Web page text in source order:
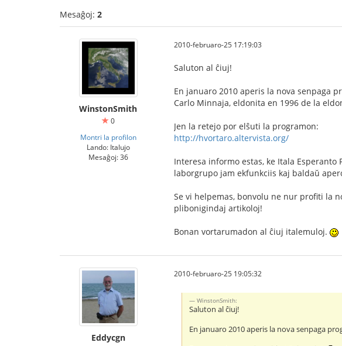
Mesaĝoj: 2
WinstonSmith
0
Montri la profilon
Lando: Italujo
Mesaĝoj: 36
2010-februaro-25 17:19:03
Saluton al ĉiuj!
En januaro 2010 aperis la nova senpaga
Carlo Minnaja, eldonita en 1996 de la
Jen la retejo por elŝuti la programon:
http://hvortaro.altervista.org/
Interesa informo estas, ke Itala
laborgrupo jam ekfunkciis kaj baldaŭ
Se vi helpemas, bonvolu ne nur profiti la
plibonigindaj artikoloj!
Bonan vortarumadon al ĉiuj italemuloj.
Eddycgn
2010-februaro-25 19:05:32
WinstonSmith:
Saluton al ĉiuj!
En januaro 2010 aperis la nova senpaga